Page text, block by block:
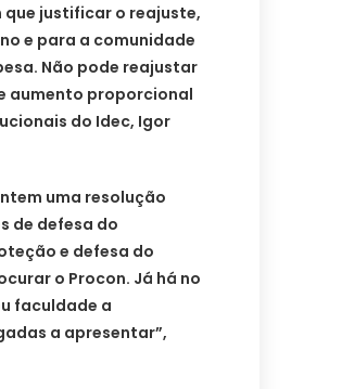
justificar o reajuste,
e para a comunidade
Não pode reajustar
aumento proporcional
do Idec, Igor
uma resolução
de defesa do
e defesa do
o Procon. Já há no
faculdade a
a apresentar”,